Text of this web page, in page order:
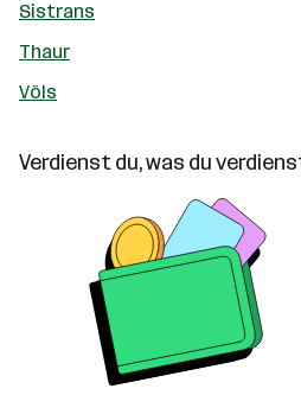
Sistrans
Thaur
Völs
Verdienst du, was du